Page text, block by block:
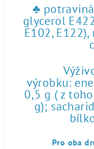
♣
glycerol
E102,
výrobku:
0,5 g ( z
g);
Pro oba